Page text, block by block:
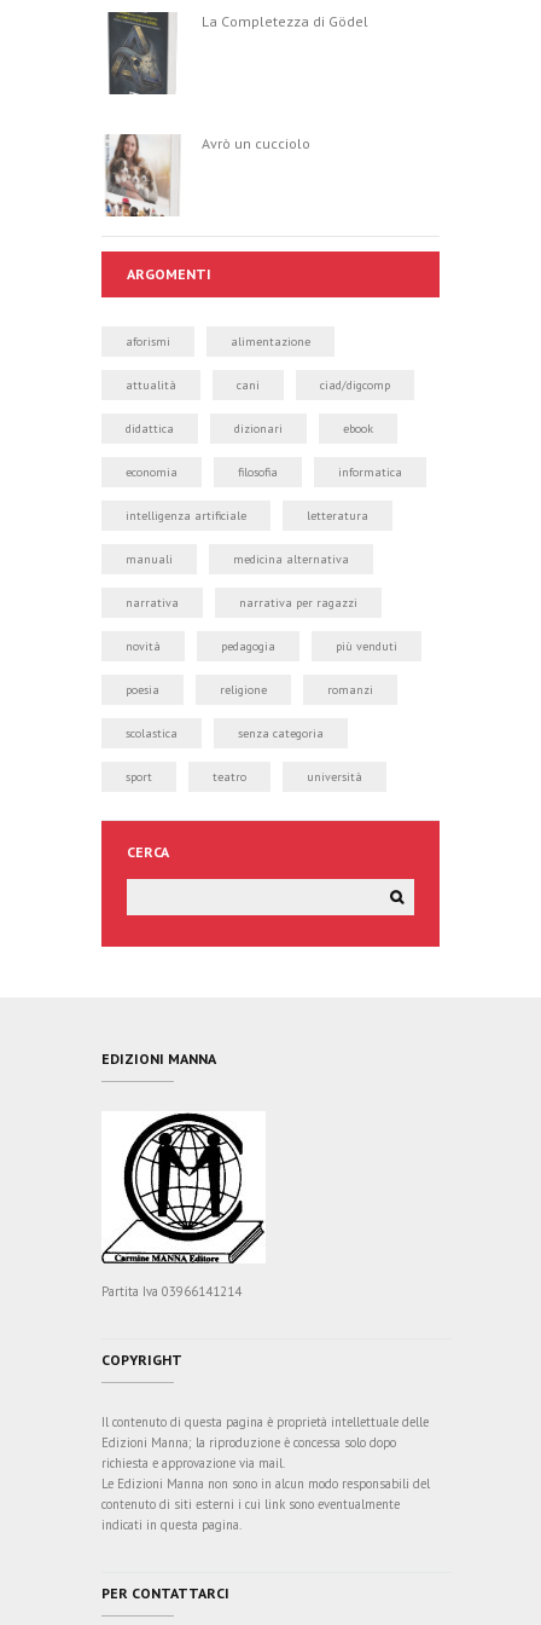
celle, di un foglio
di lavoro
mediante una
password…
La Completezza di Gödel
Avrò un cucciolo
ARGOMENTI
aforismi alimentazione
attualità cani ciad/digcomp
didattica dizionari ebook
economia filosofia informatica
intelligenza artificiale letteratura
manuali medicina alternativa
narrativa narrativa per ragazzi
novità pedagogia più venduti
poesia religione romanzi
scolastica senza categoria
sport teatro università
CERCA
EDIZIONI MANNA
Partita Iva 03966141214
COPYRIGHT
Il contenuto di questa pagina è proprietà intellettuale delle
Edizioni Manna; la riproduzione è concessa solo dopo
richiesta e approvazione via mail.
Le Edizioni Manna non sono in alcun modo responsabili del
contenuto di siti esterni i cui link sono eventualmente
indicati in questa pagina.
PER CONTATTARCI